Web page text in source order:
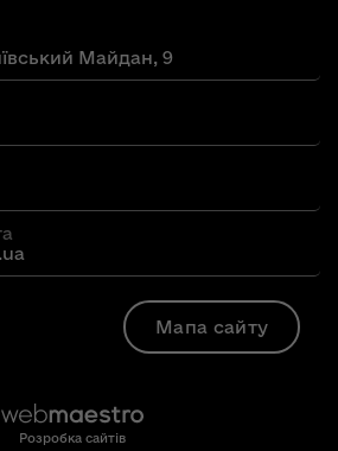
Майдан, 9
Мапа сайту
Розробка сайтів